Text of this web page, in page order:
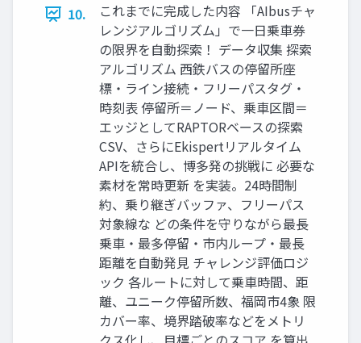
10.
これまでに完成した内容 「AIbusチャ
レンジアルゴリズム」で一日乗車券
の限界を自動探索！ データ収集 探索
アルゴリズム 西鉄バスの停留所座
標・ライン接続・フリーパスタグ・
時刻表 停留所＝ノード、乗車区間＝
エッジとしてRAPTORベースの探索
CSV、さらにEkispertリアルタイム
APIを統合し、博多発の挑戦に 必要な
素材を常時更新 を実装。24時間制
約、乗り継ぎバッファ、フリーパス
対象線な どの条件を守りながら最長
乗車・最多停留・市内ループ・最長
距離を自動発見 チャレンジ評価ロジ
ック 各ルートに対して乗車時間、距
離、ユニーク停留所数、福岡市4象 限
カバー率、境界踏破率などをメトリ